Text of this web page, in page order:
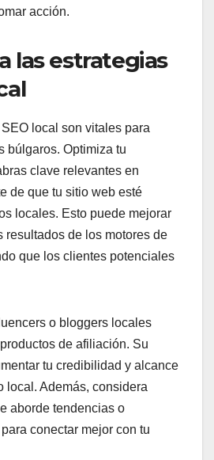
acción.
las estrategias
local son vitales para
búlgaros. Optimiza tu
clave relevantes en
de que tu sitio web esté
locales. Esto puede mejorar
resultados de los motores de
que los clientes potenciales
o bloggers locales
de afiliación. Su
tu credibilidad y alcance
local. Además, considera
aborde tendencias o
conectar mejor con tu